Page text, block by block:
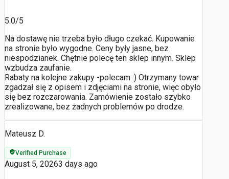
5.0/5
Na dostawę nie trzeba było długo czekać. Kupowanie
na stronie było wygodne. Ceny były jasne, bez
niespodzianek. Chętnie polecę ten sklep innym. Sklep
wzbudza zaufanie.
Rabaty na kolejne zakupy -polecam :) Otrzymany towar
zgadzał się z opisem i zdjęciami na stronie, więc obyło
się bez rozczarowania. Zamówienie zostało szybko
zrealizowane, bez żadnych problemów po drodze.
Mateusz D.
Verified Purchase
August 5, 20263 days ago